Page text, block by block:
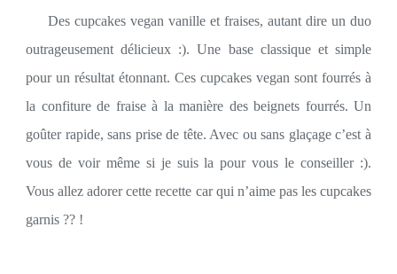
Des cupcakes vegan vanille et fraises, autant dire un duo
outrageusement délicieux :). Une base classique et simple
pour un résultat étonnant. Ces cupcakes vegan sont fourrés à
la confiture de fraise à la manière des beignets fourrés. Un
goûter rapide, sans prise de tête. Avec ou sans glaçage c’est à
vous de voir même si je suis la pour vous le conseiller :).
Vous allez adorer cette recette car qui n’aime pas les cupcakes
garnis ?? !